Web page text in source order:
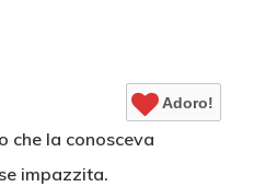
Adoro!
che la conosceva
impazzita.